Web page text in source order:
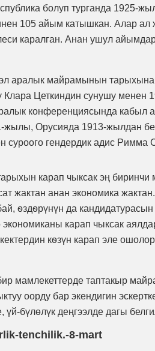
болуп турганда 1925-
105 айым катышкан. Алар ал
каралган. Анан ушул
аралык майрамынын
Цеткиндин сунушу менен
конференциясында
жылы, Орусияда 1913-жылдан
суроого гендердик адис Римма
карап чыксак эң биринчи
жактан анан экономика
ѳздѳрүнүн да
карап чыксак
кѳзүн карап эле
мамлекеттерде таптакыр
оорду бар экендигин
үй-бүлөлүк деңгээлде дагы
tenchilik.-8-mart